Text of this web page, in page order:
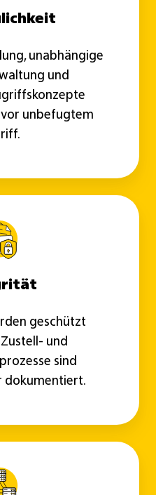
unabhängige
und
unbefugtem
geschützt
und
sind
dokumentiert.